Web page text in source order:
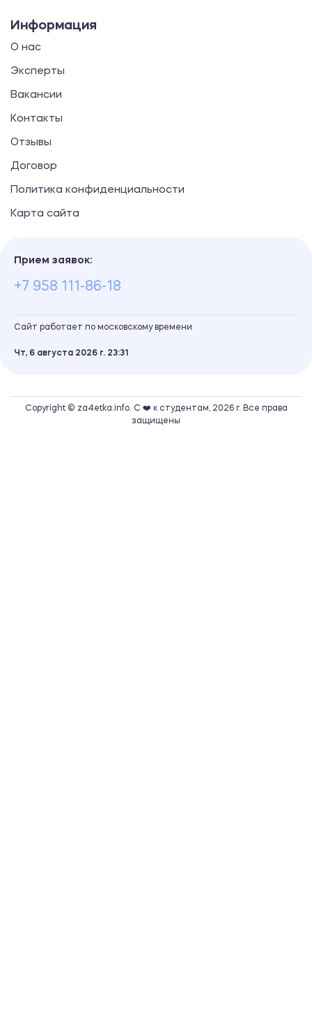
Информация
О нас
Эксперты
Вакансии
Контакты
Отзывы
Договор
Политика конфиденциальности
Карта сайта
Прием заявок:
+7 958 111-86-18
Сайт работает по московскому времени
Чт, 6 августа 2026 г. 23 31
Copyright © za4etka.info. С ❤️ к студентам, 2026 г. Все права
защищены